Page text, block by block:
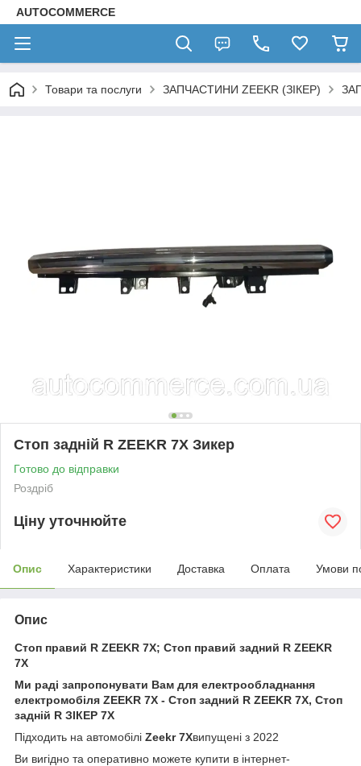
AUTOCOMMERCE
Товари та послуги ЗАПЧАСТИНИ ZEEKR (ЗІКЕР)
Стоп задній R ZEEKR 7Х Зикер
Готово до відправки
Роздріб
Ціну уточнюйте
Опис Характеристики Доставка Оплата Умови
Опис
Стоп правий R ZEEKR 7X; Стоп правий задний R​​​​​​ ZEEKR
7X
Ми раді запропонувати Вам для електрообладнання
електромобіля ZEEKR 7X - Стоп задний R ZEEKR 7Х, Стоп
задній R ЗІКЕР 7Х
Підходить на автомобілі Zeekr 7Xвипущені з 2022
Ви вигідно та оперативно можете купити в інтернет-